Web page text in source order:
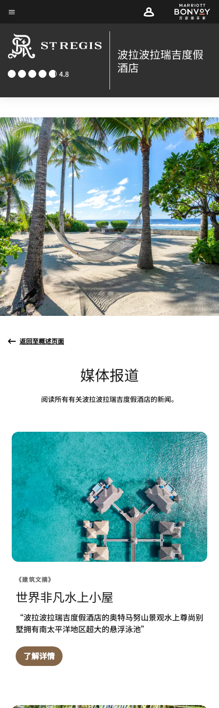
Skip
main
content
4.8
波拉波拉瑞吉度假
酒店
返回至概述页面
媒体报道
阅读所有有关波拉波拉瑞吉度假酒店的新闻。
《建筑文摘》
世界非凡水上小屋
“波拉波拉瑞吉度假酒店的奥特马努山景观水上尊尚别
墅拥有南太平洋地区超大的悬浮泳池”
了解详情